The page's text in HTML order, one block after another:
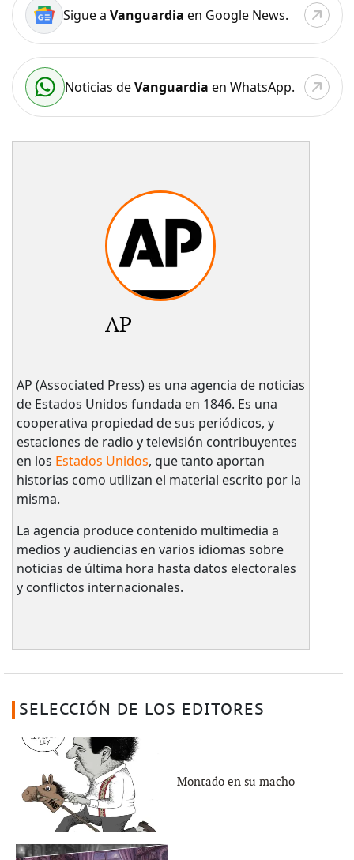
Sigue a Vanguardia en Google News.
Noticias deVanguardia en WhatsApp.
AP
AP (Associated Press) es una agencia de noticias
de Estados Unidos fundada en 1846. Es una
cooperativa propiedad de sus periódicos, y
estaciones de radio y televisión contribuyentes
en los Estados Unidos, que tanto aportan
historias como utilizan el material escrito por la
misma.
La agencia produce contenido multimedia a
medios y audiencias en varios idiomas sobre
noticias de última hora hasta datos electorales
y conflictos internacionales.
SELECCIÓN DE LOS EDITORES
Montado en su macho